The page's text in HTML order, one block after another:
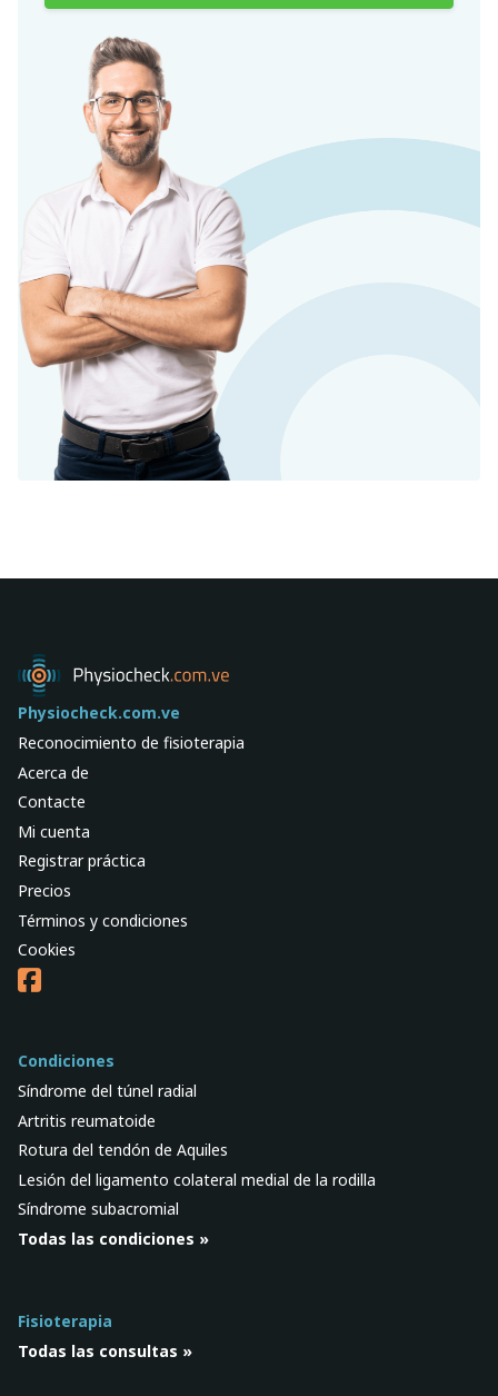
Physiocheck.com.ve
Reconocimiento de fisioterapia
Acerca de
Contacte
Mi cuenta
Registrar práctica
Precios
Términos y condiciones
Cookies
Condiciones
Síndrome del túnel radial
Artritis reumatoide
Rotura del tendón de Aquiles
Lesión del ligamento colateral medial de la rodilla
Síndrome subacromial
Todas las condiciones »
Fisioterapia
Todas las consultas »